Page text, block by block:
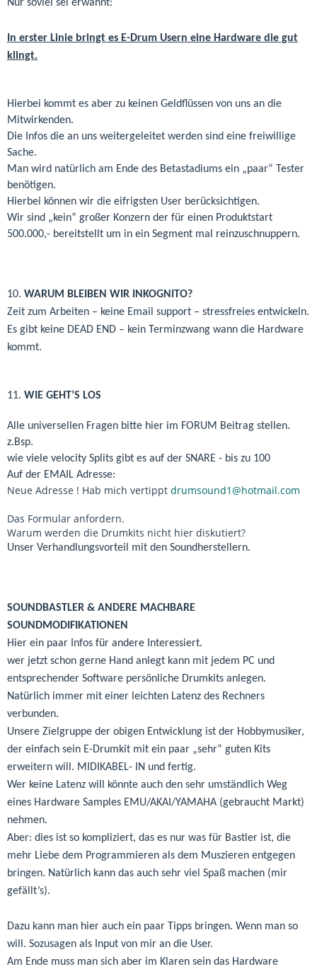
Nur soviel sei erwähnt:
In erster Linie bringt es E-Drum Usern eine Hardware die gut
klingt.
Hierbei kommt es aber zu keinen Geldflüssen von uns an die
Mitwirkenden.
Die Infos die an uns weitergeleitet werden sind eine freiwillige
Sache.
Man wird natürlich am Ende des Betastadiums ein „paar“ Tester
benötigen.
Hierbei können wir die eifrigsten User berücksichtigen.
Wir sind „kein“ großer Konzern der für einen Produktstart
500.000,- bereitstellt um in ein Segment mal reinzuschnuppern.
10. WARUM BLEIBEN WIR INKOGNITO?
Zeit zum Arbeiten – keine Email support – stressfreies entwickeln.
Es gibt keine DEAD END – kein Terminzwang wann die Hardware
kommt.
11. WIE GEHT’S LOS
Alle universellen Fragen bitte hier im FORUM Beitrag stellen.
z.Bsp.
wie viele velocity Splits gibt es auf der SNARE - bis zu 100
Auf der EMAIL Adresse:
Neue Adresse ! Hab mich vertippt drumsound1@hotmail.com
Das Formular anfordern.
Warum werden die Drumkits nicht hier diskutiert?
Unser Verhandlungsvorteil mit den Soundherstellern.
SOUNDBASTLER & ANDERE MACHBARE
SOUNDMODIFIKATIONEN
Hier ein paar Infos für andere Interessiert.
wer jetzt schon gerne Hand anlegt kann mit jedem PC und
entsprechender Software persönliche Drumkits anlegen.
Natürlich immer mit einer leichten Latenz des Rechners
verbunden.
Unsere Zielgruppe der obigen Entwicklung ist der Hobbymusiker,
der einfach sein E-Drumkit mit ein paar „sehr“ guten Kits
erweitern will. MIDIKABEL- IN und fertig.
Wer keine Latenz will könnte auch den sehr umständlich Weg
eines Hardware Samples EMU/AKAI/YAMAHA (gebraucht Markt)
nehmen.
Aber: dies ist so kompliziert, das es nur was für Bastler ist, die
mehr Liebe dem Programmieren als dem Muszieren entgegen
bringen. Natürlich kann das auch sehr viel Spaß machen (mir
gefällt’s).
Dazu kann man hier auch ein paar Tipps bringen. Wenn man so
will. Sozusagen als Input von mir an die User.
Am Ende muss man sich aber im Klaren sein das Hardware